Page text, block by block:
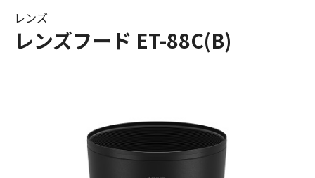
レンズフード ET-88C(B)
レンズ